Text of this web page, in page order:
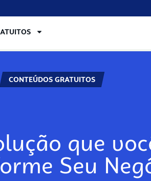
CONTEÚDOS GRATUITOS
que
Seu